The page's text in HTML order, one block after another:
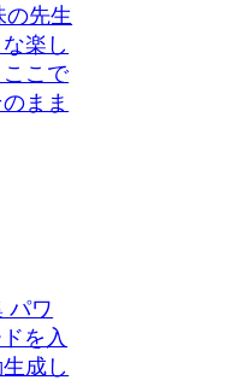
の先生
楽し
こで
まま
パワ
を入
成し